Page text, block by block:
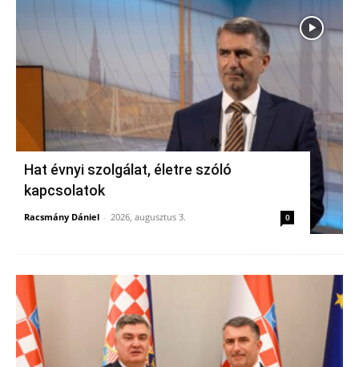
Hat évnyi szolgálat, életre szóló
kapcsolatok
Racsmány Dániel - 2026, augusztus 3. 0